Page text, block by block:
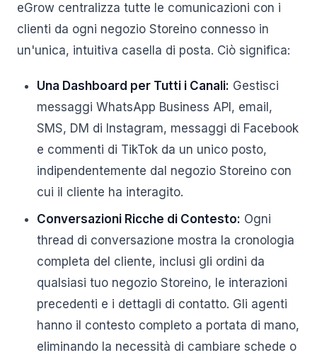
eGrow centralizza tutte le comunicazioni con i
clienti da ogni negozio Storeino connesso in
un'unica, intuitiva casella di posta. Ciò significa:
Una Dashboard per Tutti i Canali: Gestisci
messaggi WhatsApp Business API, email,
SMS, DM di Instagram, messaggi di Facebook
e commenti di TikTok da un unico posto,
indipendentemente dal negozio Storeino con
cui il cliente ha interagito.
Conversazioni Ricche di Contesto: Ogni
thread di conversazione mostra la cronologia
completa del cliente, inclusi gli ordini da
qualsiasi tuo negozio Storeino, le interazioni
precedenti e i dettagli di contatto. Gli agenti
hanno il contesto completo a portata di mano,
eliminando la necessità di cambiare schede o